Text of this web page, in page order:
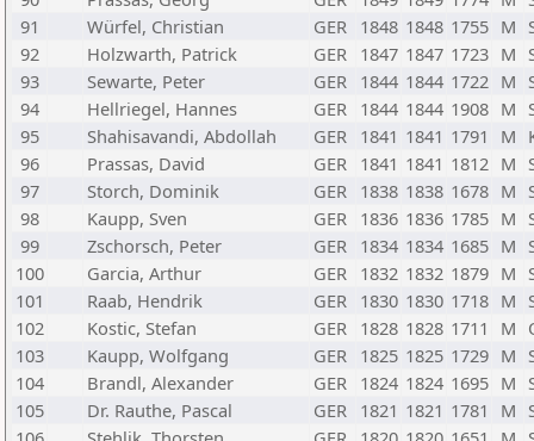
91
Würfel, Christian GER 1848 1848 1755 M
92
Holzwarth, Patrick GER 1847 1847 1723 M
93
Sewarte, Peter GER 1844 1844 1722 M
94
Hellriegel, Hannes GER 1844 1844 1908 M
95
Shahisavandi, Abdollah GER 1841 1841 1791 M
96
Prassas, David GER 1841 1841 1812 M
97
Storch, Dominik GER 1838 1838 1678 M
98
Kaupp, Sven GER 1836 1836 1785 M
99
Zschorsch, Peter GER 1834 1834 1685 M
100
Garcia, Arthur GER 1832 1832 1879 M
101
Raab, Hendrik GER 1830 1830 1718 M
102
Kostic, Stefan GER 1828 1828 1711 M
103
Kaupp, Wolfgang GER 1825 1825 1729 M
104
Brandl, Alexander GER 1824 1824 1695 M
105
Dr. Rauthe, Pascal GER 1821 1821 1781 M